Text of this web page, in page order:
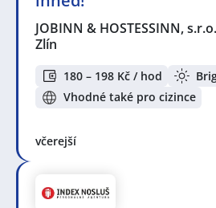
JOBINN & HOSTESSINN, s.r.o.
Zlín
180 – 198 Kč / hod
Vhodné také pro cizince
včerejší